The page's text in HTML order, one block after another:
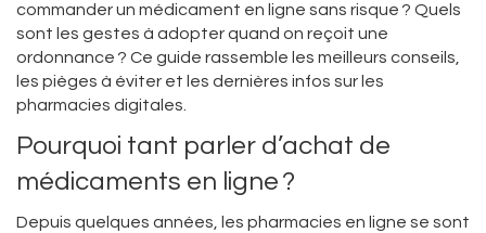
commander un médicament en ligne sans risque ? Quels
sont les gestes à adopter quand on reçoit une
ordonnance ? Ce guide rassemble les meilleurs conseils,
les pièges à éviter et les dernières infos sur les
pharmacies digitales.
Pourquoi tant parler d’achat de
médicaments en ligne ?
Depuis quelques années, les pharmacies en ligne se sont